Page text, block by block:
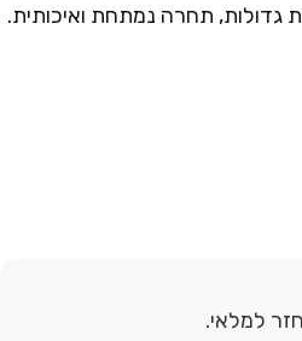
גדולות, תחרה נמתחת ואיכותית.
למלאי.